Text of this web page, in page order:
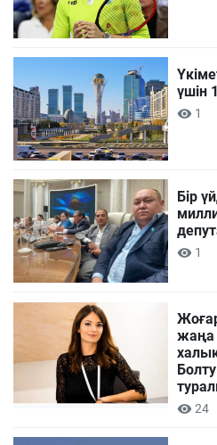
үшін
1
Бір
1
жаңа
24